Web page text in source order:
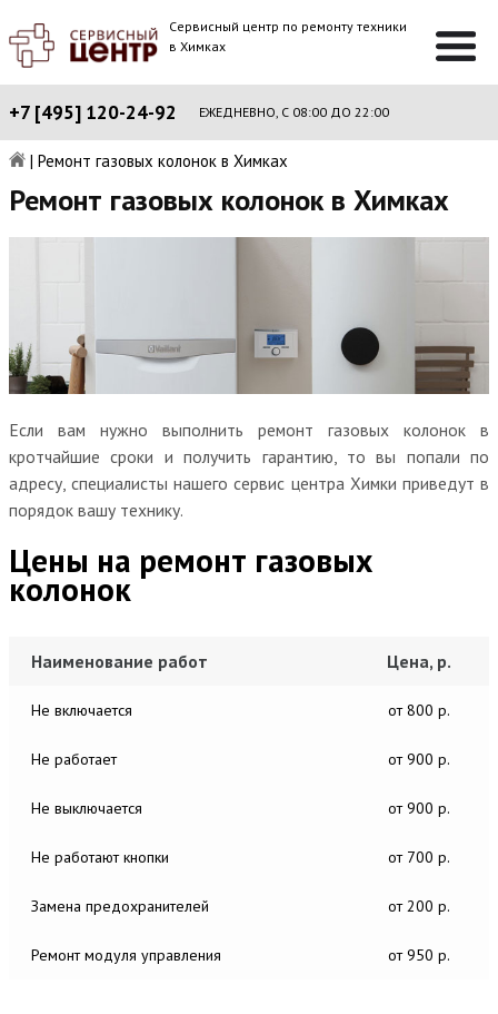
Сервисный центр по ремонту техники
в Химках
+7 [495] 120-24-92 ЕЖЕДНЕВНО, С 08:00 ДО 22:00
| Ремонт газовых колонок в Химках
Ремонт газовых колонок в Химках
Если вам нужно выполнить ремонт газовых колонок в
кротчайшие сроки и получить гарантию, то вы попали по
адресу, специалисты нашего сервис центра Химки приведут в
порядок вашу технику.
Цены на ремонт газовых
колонок
Наименование работ Цена, р.
Не включается от 800 р.
Не работает от 900 р.
Не выключается от 900 р.
Не работают кнопки от 700 р.
Замена предохранителей от 200 р.
Ремонт модуля управления от 950 р.